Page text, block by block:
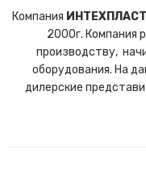
Компания ИНТЕХПЛАСТ
2000г. Компания
производству,
оборудования. На
дилерские